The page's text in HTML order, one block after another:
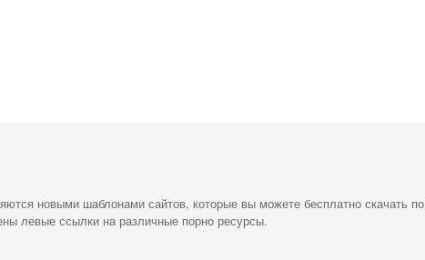
новыми шаблонами сайтов, которые вы можете бесплатно скачать по
левые ссылки на различные порно ресурсы.